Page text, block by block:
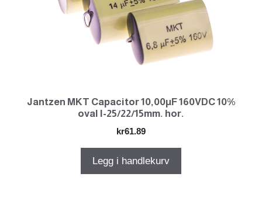
Jantzen MKT Capacitor 10,00µF 160VDC 10%
oval l-25/22/15mm. hor.
kr61.89
Legg i handlekurv